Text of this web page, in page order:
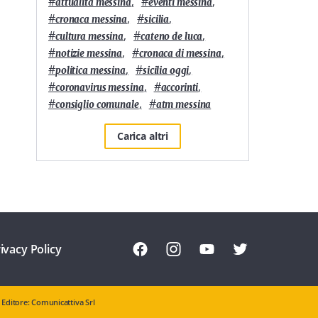
#cronaca messina, #sicilia,
#cultura messina, #cateno de luca,
#notizie messina, #cronaca di messina,
#politica messina, #sicilia oggi,
#coronavirus messina, #accorinti,
#consiglio comunale, #atm messina
Carica altri
Policy
Editore: Comunicattiva Srl